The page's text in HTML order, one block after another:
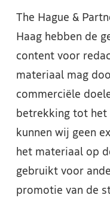
The Hague &
Haag hebben de
content voor
materiaal mag
commerciële
betrekking tot het
kunnen wij geen
het materiaal op
gebruikt voor
promotie van de